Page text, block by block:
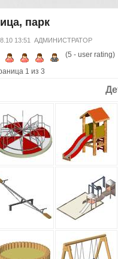
парк
13:51 АДМИНИСТРАТОР
(5 - user rating)
1 из 3